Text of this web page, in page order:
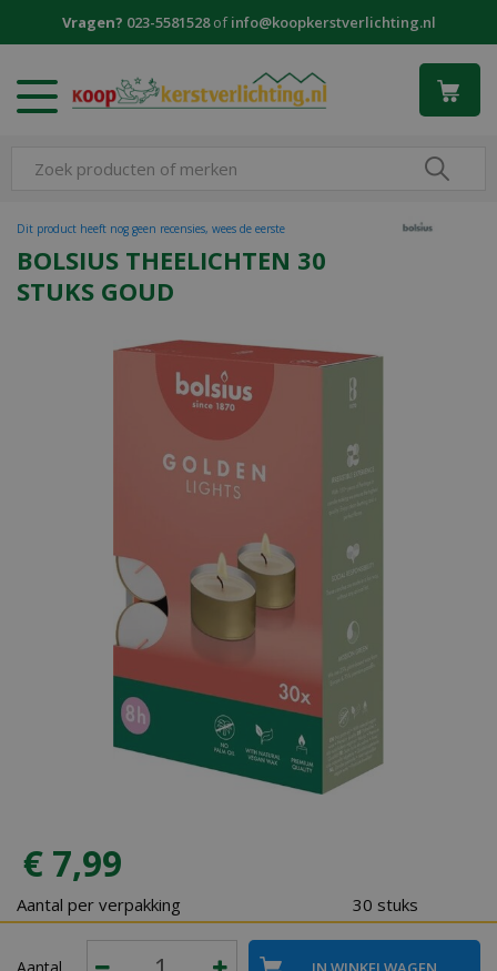
Vragen? 023-5581528ofinfo@koopkerstverlichting.nl
BOLSIUS THEELICHTEN 30
STUKS GOUD
Dit product heeft nog geen recensies, wees de eerste
€ 7,99
Aantal per verpakking 30 stuks